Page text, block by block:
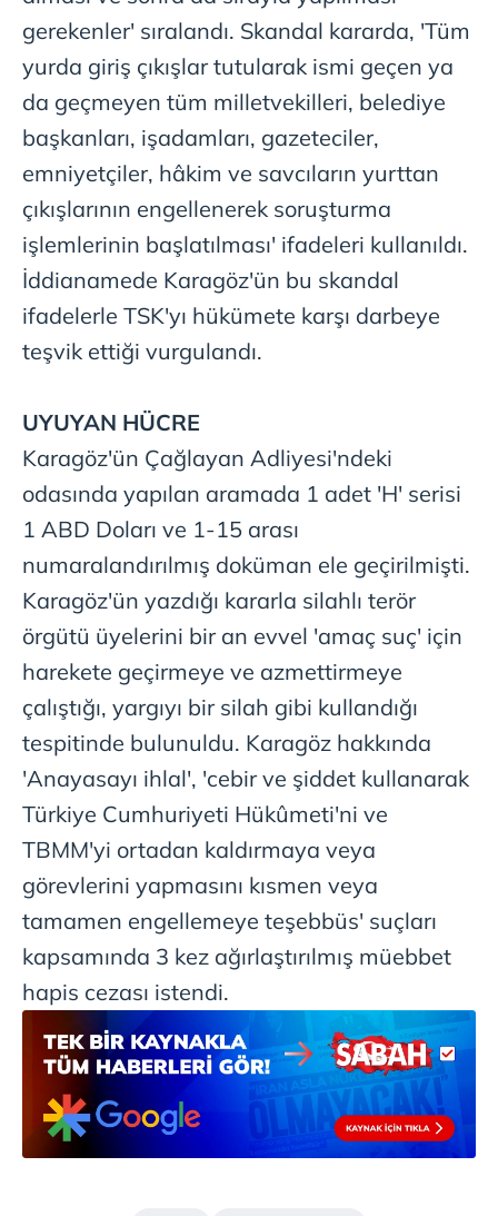
gösterilmeyecektir."
Sizlere daha iyi bir hizmet sunabilmek için İnternet
kullanılmaktadır. Bu çerezler vasıtasıyla çeşitli kişisel
verileriniz işlenmekte olup gerekli olan çerezler bilgi
toplumu hizmetlerinin sunulması amacıyla
kılınması ve kişiselleştirilmesi ve sizlere yönelik
reklam/pazarlama faaliyetlerinin yapılması, amaçlarıyla
sınırlı olarak açık rızanız dahilinde kullanılacaktır.
Çerezlere ilişkin tercihlerinizi aşağıda yer alan panel
vasıtasıyla belirleyebilirsiniz. Çerezlere ilişkin detaylı bilgi
ziyaret edebilirsiniz.
6698 sayılı Kişisel Verilerin Korunması Kanunu uyarınca
hazırlanmış Aydınlatma Metnimizi okumak ve sitemizde
almak için lütfen tıklayınız.
gerekenler' sıralandı. Skandal kararda, 'Tüm
yurda giriş çıkışlar tutularak ismi geçen ya
da geçmeyen tüm milletvekilleri, belediye
başkanları, işadamları, gazeteciler,
emniyetçiler, hâkim ve savcıların yurttan
çıkışlarının engellenerek soruşturma
işlemlerinin başlatılması' ifadeleri kullanıldı.
İddianamede Karagöz'ün bu skandal
ifadelerle TSK'yı hükümete karşı darbeye
teşvik ettiği vurgulandı.
UYUYAN HÜCRE
Karagöz'ün Çağlayan Adliyesi'ndeki
odasında yapılan aramada 1 adet 'H' serisi
1 ABD Doları ve 1-15 arası
numaralandırılmış doküman ele geçirilmişti.
Karagöz'ün yazdığı kararla silahlı terör
örgütü üyelerini bir an evvel 'amaç suç' için
harekete geçirmeye ve azmettirmeye
çalıştığı, yargıyı bir silah gibi kullandığı
tespitinde bulunuldu. Karagöz hakkında
'Anayasayı ihlal', 'cebir ve şiddet kullanarak
Türkiye Cumhuriyeti Hükûmeti'ni ve
TBMM'yi ortadan kaldırmaya veya
görevlerini yapmasını kısmen veya
tamamen engellemeye teşebbüs' suçları
kapsamında 3 kez ağırlaştırılmış müebbet
hapis cezası istendi.